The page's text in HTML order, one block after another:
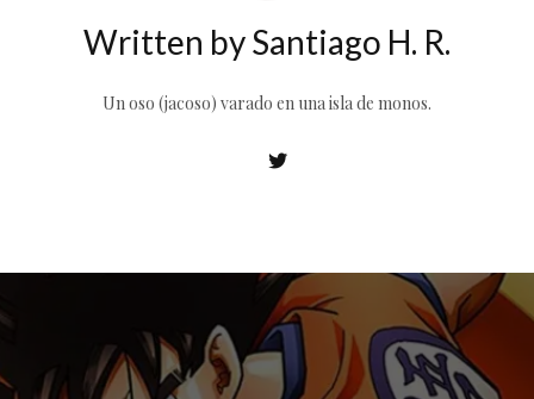
Written bySantiago H. R.
Un oso (jacoso) varado en una isla de monos.